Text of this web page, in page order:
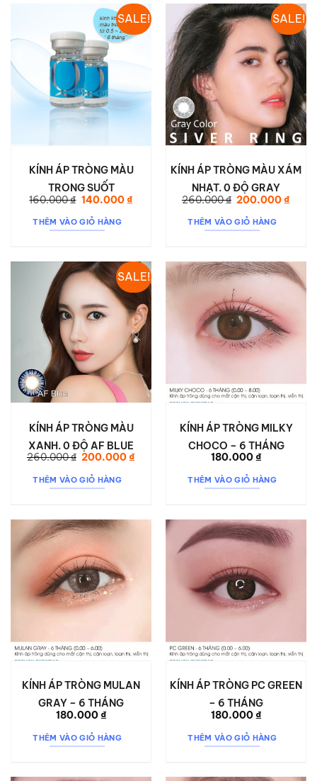
SALE!
KÍNH ÁP TRÒNG MÀU
TRONG SUỐT
160.000₫ Giá
là:
160.000 ₫.
140.000 ₫Giá
THÊM VÀO GIỎ HÀNG
SALE!
KÍNH ÁP TRÒNG MÀU XÁM
NHẠT. 0 ĐỘ GRAY
260.000₫ Giá
là:
260.000 ₫.
200.000 ₫Giá
THÊM VÀO GIỎ HÀNG
SALE!
KÍNH ÁP TRÒNG MÀU
XANH. 0 ĐỘ AF BLUE
260.000₫ Giá
là:
260.000 ₫.
200.000₫Giá
THÊM VÀO GIỎ HÀNG
KÍNH ÁP TRÒNG MILKY
CHOCO – 6 THÁNG
180.000₫
THÊM VÀO GIỎ HÀNG
KÍNH ÁP TRÒNG MULAN
GRAY – 6 THÁNG
180.000₫
THÊM VÀO GIỎ HÀNG
KÍNH ÁP TRÒNG PC GREEN
– 6 THÁNG
180.000₫
THÊM VÀO GIỎ HÀNG